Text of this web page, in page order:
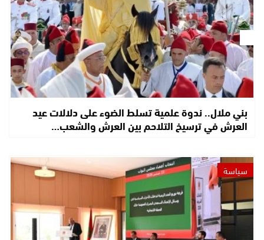
بني ملال.. ندوة علمية تسلط الضوء على دلالات عيد
العرش في ترسيخ التلاحم بين العرش والشعب…
سياسة